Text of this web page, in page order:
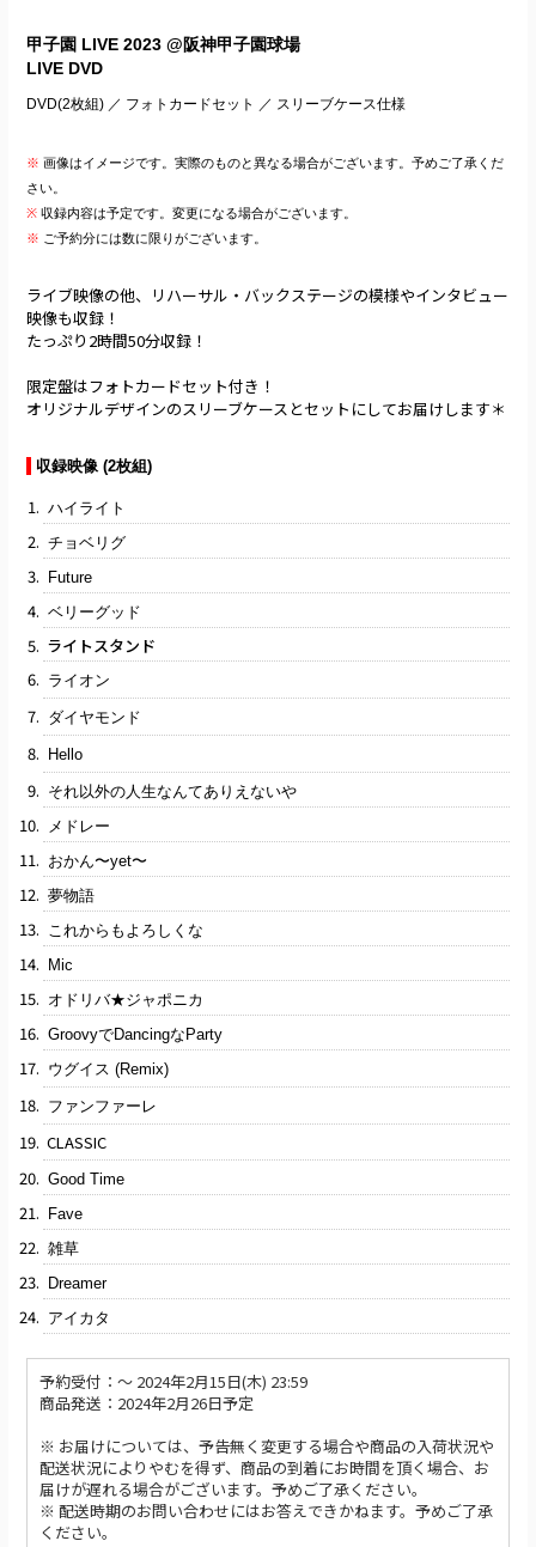
甲子園 LIVE 2023 @阪神甲子園球場
LIVE DVD
DVD(2枚組) ／ フォトカードセット ／ スリーブケース仕様
※ 画像はイメージです。実際のものと異なる場合がございます。予めご了承くだ
さい。
※ 収録内容は予定です。変更になる場合がございます。
※ ご予約分には数に限りがございます。
ライブ映像の他、リハーサル・バックステージの模様やインタビュー
映像も収録！
たっぷり2時間50分収録！
限定盤はフォトカードセット付き！
オリジナルデザインのスリーブケースとセットにしてお届けします＊
収録映像 (2枚組)
ハイライト
チョベリグ
Future
ベリーグッド
ライトスタンド
ライオン
ダイヤモンド
Hello
それ以外の人生なんてありえないや
メドレー
おかん〜yet〜
夢物語
これからもよろしくな
Mic
オドリバ★ジャポニカ
GroovyでDancingなParty
ウグイス (Remix)
ファンファーレ
CLASSIC
Good Time
Fave
雑草
Dreamer
アイカタ
予約受付：〜 2024年2月15日(木) 23:59
商品発送：2024年2月26日予定
※ お届けについては、予告無く変更する場合や商品の入荷状況や
配送状況によりやむを得ず、商品の到着にお時間を頂く場合、お
届けが遅れる場合がございます。予めご了承ください。
※ 配送時期のお問い合わせにはお答えできかねます。予めご了承
ください。